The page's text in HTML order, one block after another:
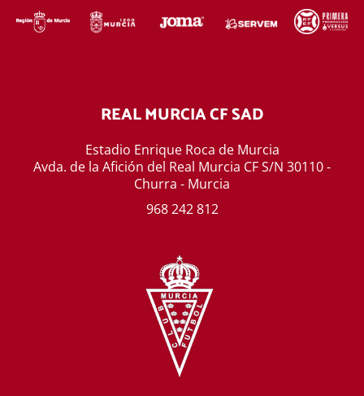
REAL MURCIA CF SAD
Estadio Enrique Roca de Murcia
Avda. de la Afición del Real Murcia CF S/N 30110 -
Churra - Murcia
968 242 812